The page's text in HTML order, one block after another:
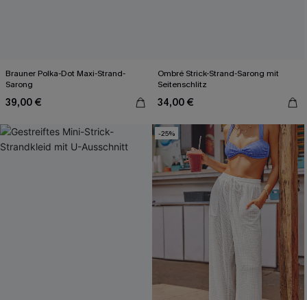
Brauner Polka-Dot Maxi-Strand-
Sarong
39,00 €
Ombré Strick-Strand-Sarong mit
Seitenschlitz
34,00 €
-25%